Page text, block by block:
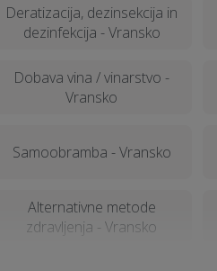
Deratizacija, dezinsekcija in
dezinfekcija - Vransko
Dobava vina / vinarstvo -
Vransko
Samoobramba - Vransko
Alternativne metode
zdravljenja - Vransko